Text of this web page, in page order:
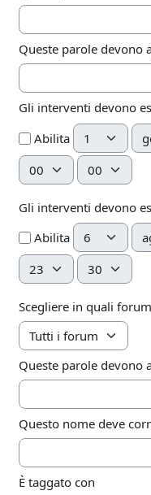
Queste parole devono
Gli interventi devono
Abilita Giorno
Ora
Minuto
Gli interventi devono
Abilita Giorno
Ora
Minuto
Scegliere in quali
Queste parole devono
Questo nome deve
È taggato con